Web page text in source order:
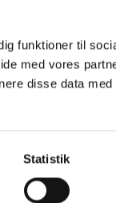
funktioner til
med vores
disse data
Statistik